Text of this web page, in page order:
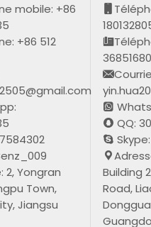
mobile: +86
+86 512
2, Yongran
Town,
Jiangsu
36851680
QQ:
Building
Road,